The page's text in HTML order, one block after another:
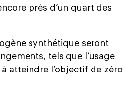
près d’un quart des
synthétique seront
tels que l’usage
atteindre l’objectif de zéro